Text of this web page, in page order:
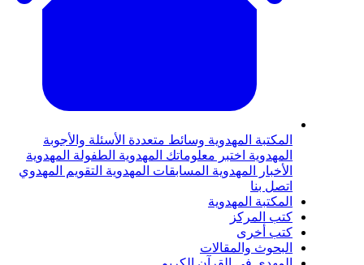
المهدويةوسائط متعددةالأسئلة والأجوبة
اختبر معلوماتك المهدويةالطفولة المهدوية
المهدويةالمسابقات المهدويةالتقويم المهدوي
المهدوية
والمقالات